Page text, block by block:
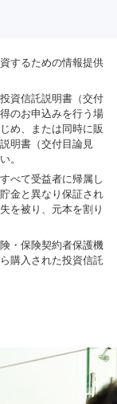
するための情報提供
資信託説明書（交付
のお申込みを行う場
め、または同時に販
明書（交付目論見
。
べて受益者に帰属し
金と異なり保証され
を被り、元本を割り
・保険契約者保護機
購入された投資信託